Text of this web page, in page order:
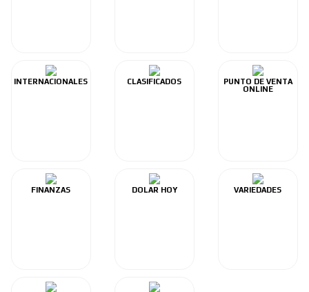
INTERNACIONALES CLASIFICADOS
PUNTO DE VENTA
ONLINE
FINANZAS DOLAR HOY VARIEDADES